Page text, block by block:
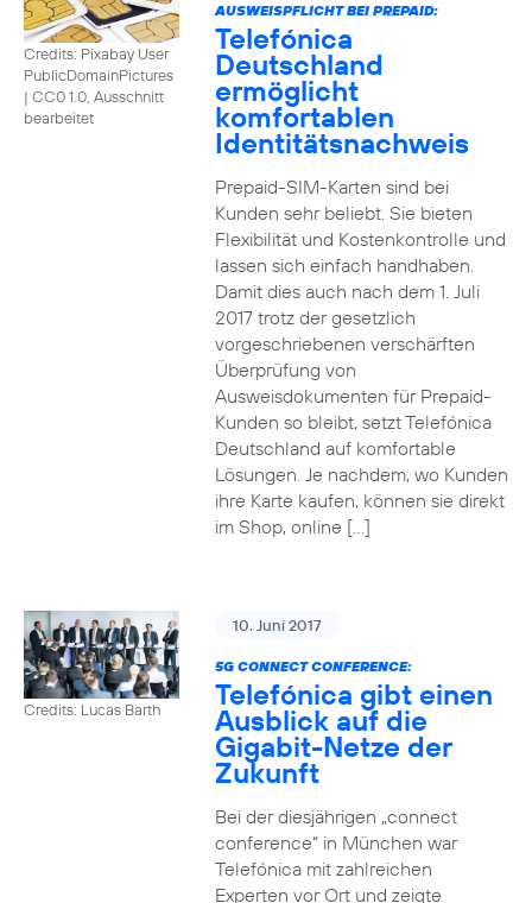
Credits: Pixabay User
PublicDomainPictures
| CC0 1.0, Ausschnitt
bearbeitet
AUSWEISPFLICHT BEI PREPAID:
Telefónica
Deutschland
ermöglicht
komfortablen
Identitätsnachweis
Prepaid-SIM-Karten sind bei
Kunden sehr beliebt. Sie bieten
Flexibilität und Kostenkontrolle und
lassen sich einfach handhaben.
Damit dies auch nach dem 1. Juli
2017 trotz der gesetzlich
vorgeschriebenen verschärften
Überprüfung von
Ausweisdokumenten für Prepaid-
Kunden so bleibt, setzt Telefónica
Deutschland auf komfortable
Lösungen. Je nachdem, wo Kunden
ihre Karte kaufen, können sie direkt
im Shop, online […]
Credits: Lucas Barth
10. Juni 2017
5G CONNECT CONFERENCE:
Telefónica gibt einen
Ausblick auf die
Gigabit-Netze der
Zukunft
Bei der diesjährigen „connect
conference“ in München war
Telefónica mit zahlreichen
Experten vor Ort und zeigte